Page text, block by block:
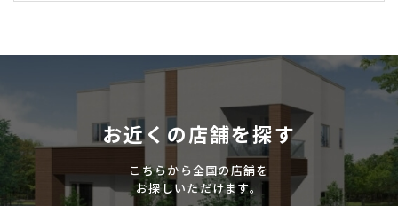
お近くの店舗を探す
こちらから全国の店舗を
お探しいただけます。